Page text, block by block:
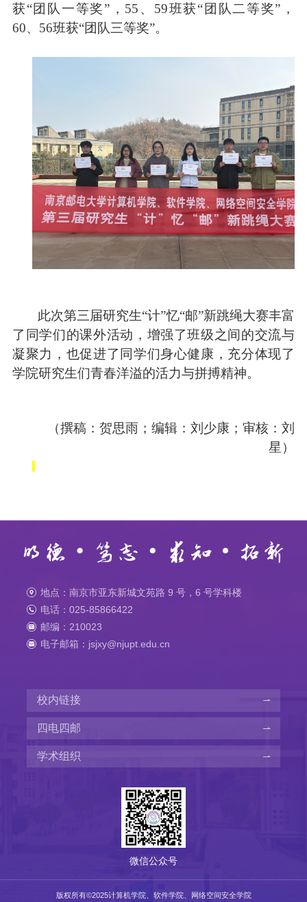
获“团队一等奖”， 55 、 59班获“团队二等奖” ，
60、 56班获“团队三等奖”。
此次第三届研究生“计”忆“邮”新跳绳大赛丰富
了同学们的课外活动，增强了班级之间的交流与
凝聚力， 也促进了同学们身心健康，充分体现了
学院研究生们青春洋溢的活力与拼搏精神。
（撰稿：贺思雨；编辑：刘少康；审核：刘
星）
地点：南京市亚东新城文苑路 9 号，6 号学科楼
电话：025-85866422
邮编：210023
电子邮箱：jsjxy@njupt.edu.cn
校内链接
四电四邮
学术组织
微信公众号
版权所有©️2025计算机学院、软件学院、网络空间安全学院